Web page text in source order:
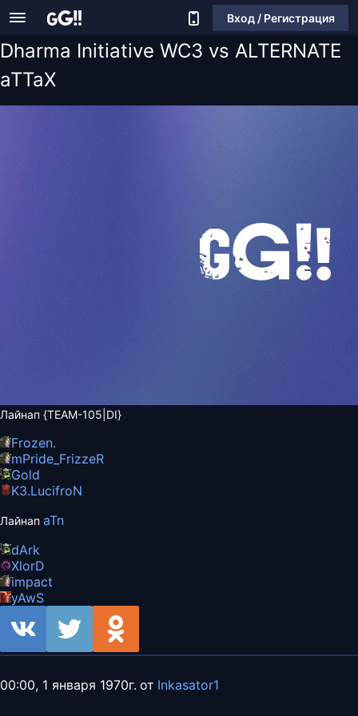
Вход / Регистрация
Dharma Initiative WC3 vs ALTERNATE
aTTaX
Лайнап {TEAM-105|DI}
Frozen.
mPride_ FrizzeR
Gold
K3.LucifroN
Лайнап aTn
dArk
XlorD
impact
yAwS
00:00, 1 января 1970г. от Inkasator1